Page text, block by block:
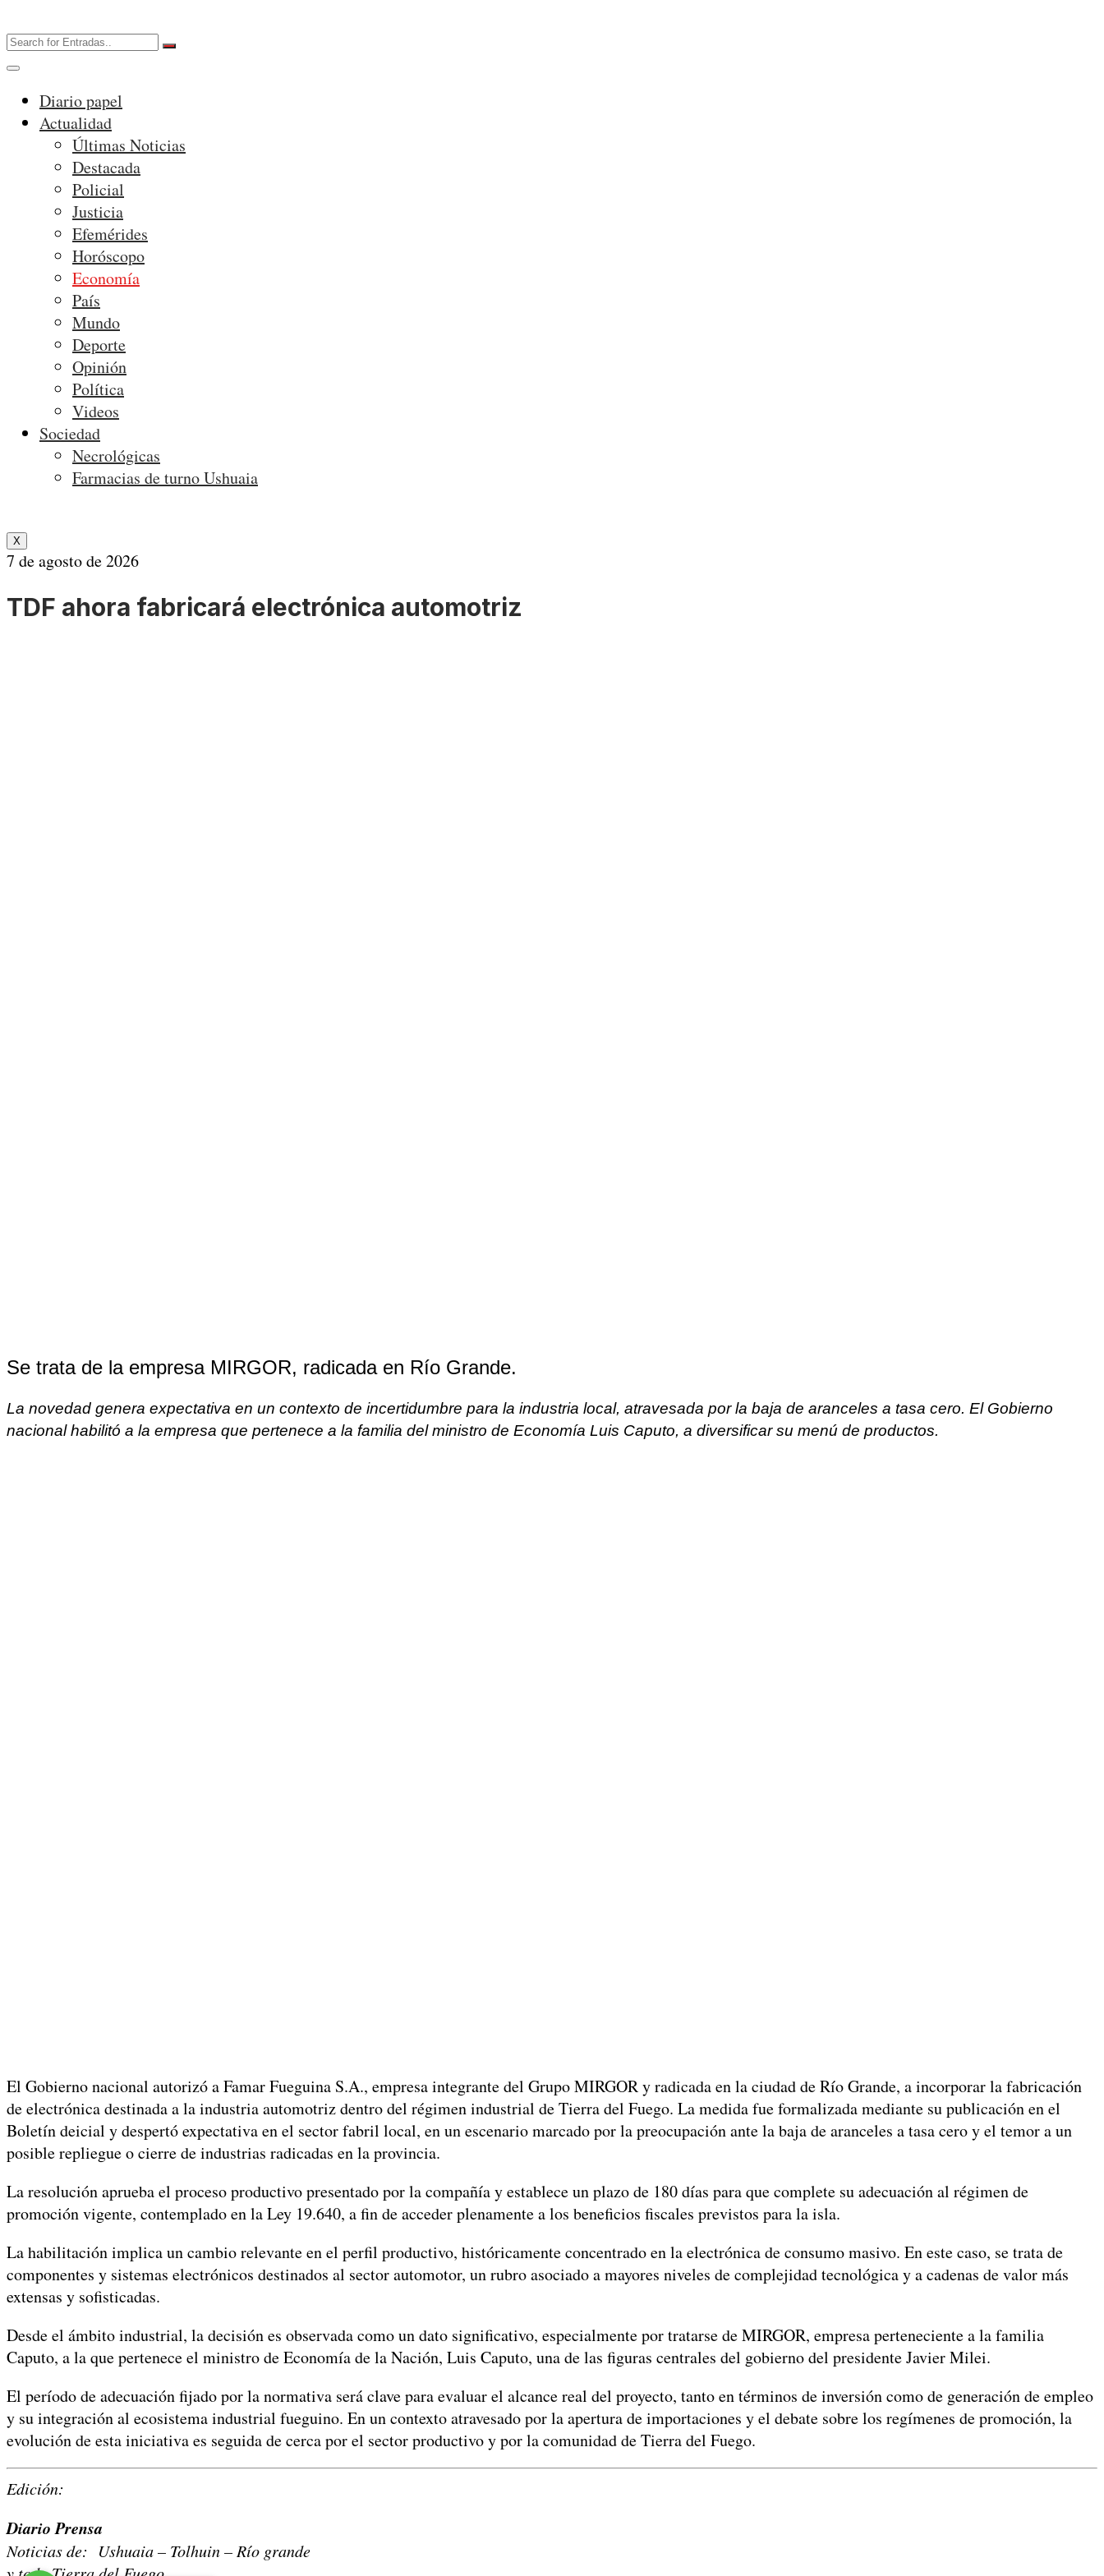
Diario papel
Actualidad
Últimas Noticias
Destacada
Policial
Justicia
Efemérides
Horóscopo
Economía
País
Mundo
Deporte
Opinión
Política
Videos
Sociedad
Necrológicas
Farmacias de turno Ushuaia
X
7 de agosto de 2026
TDF ahora fabricará electrónica automotriz
Se trata de la empresa MIRGOR, radicada en Río Grande.
La novedad genera expectativa en un contexto de incertidumbre para la industria local, atravesada por la baja de aranceles a tasa cero. El Gobierno
nacional habilitó a la empresa que pertenece a la familia del ministro de Economía Luis Caputo, a diversificar su menú de productos.
El Gobierno nacional autorizó a Famar Fueguina S.A., empresa integrante del Grupo MIRGOR y radicada en la ciudad de Río Grande, a incorporar la fabricación
de electrónica destinada a la industria automotriz dentro del régimen industrial de Tierra del Fuego. La medida fue formalizada mediante su publicación en el
Boletín deicial y despertó expectativa en el sector fabril local, en un escenario marcado por la preocupación ante la baja de aranceles a tasa cero y el temor a un
posible repliegue o cierre de industrias radicadas en la provincia.
La resolución aprueba el proceso productivo presentado por la compañía y establece un plazo de 180 días para que complete su adecuación al régimen de
promoción vigente, contemplado en la Ley 19.640, a fin de acceder plenamente a los beneficios fiscales previstos para la isla.
La habilitación implica un cambio relevante en el perfil productivo, históricamente concentrado en la electrónica de consumo masivo. En este caso, se trata de
componentes y sistemas electrónicos destinados al sector automotor, un rubro asociado a mayores niveles de complejidad tecnológica y a cadenas de valor más
extensas y sofisticadas.
Desde el ámbito industrial, la decisión es observada como un dato significativo, especialmente por tratarse de MIRGOR, empresa perteneciente a la familia
Caputo, a la que pertenece el ministro de Economía de la Nación, Luis Caputo, una de las figuras centrales del gobierno del presidente Javier Milei.
El período de adecuación fijado por la normativa será clave para evaluar el alcance real del proyecto, tanto en términos de inversión como de generación de empleo
y su integración al ecosistema industrial fueguino. En un contexto atravesado por la apertura de importaciones y el debate sobre los regímenes de promoción, la
evolución de esta iniciativa es seguida de cerca por el sector productivo y por la comunidad de Tierra del Fuego.
Edición:
Diario Prensa
Noticias de: Ushuaia – Tolhuin – Río grande